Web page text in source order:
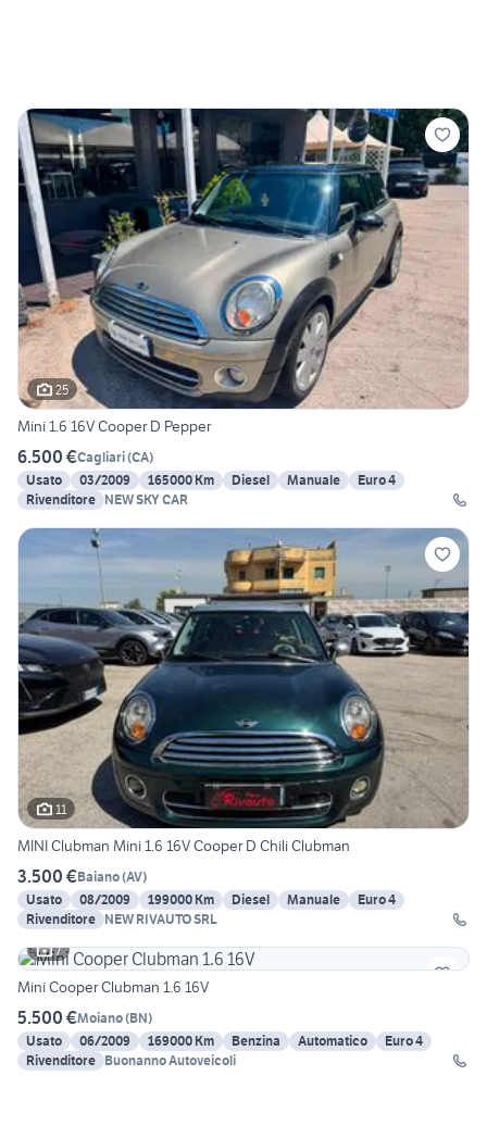
25
Mini 1.6 16V Cooper D Pepper
6.500 €Cagliari(CA)
Usato
03/2009 165000 Km Diesel Manuale
Euro 4
Rivenditore NEW SKY CAR
11
MINI Clubman Mini 1.6 16V Cooper D Chili Clubman
3.500 €Baiano(AV)
Usato
08/2009 199000 Km Diesel Manuale
Euro 4
Rivenditore NEW RIVAUTO SRL
7
Mini Cooper Clubman 1.6 16V
5.500 €Moiano(BN)
Usato
06/2009 169000 Km Benzina Automatico
Euro 4
Rivenditore Buonanno Autoveicoli